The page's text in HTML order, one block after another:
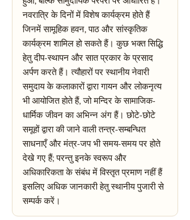
नवरात्रि के दिनों में विशेष कार्यक्रम होते हैं
जिनमें सामूहिक हवन, पाठ और सांस्कृतिक
कार्यक्रम शामिल हो सकते हैं। कुछ भक्त सिद्धि
हेतु दीप-स्थापन और सात प्रकार के प्रसाद
अर्पण करते हैं। त्यौहारों पर स्थानीय नेवारी
समुदाय के कलाकारों द्वारा गायन और लोकनृत्य
भी आयोजित होते हैं, जो मन्दिर के सामाजिक-
धार्मिक जीवन का अभिन्न अंग हैं। छोटे-छोटे
समूहों द्वारा की जाने वाली तन्त्र-सम्बन्धित
साधनाएँ और मंत्र-जप भी समय-समय पर होते
देखे गए हैं; परन्तु इनके स्वरूप और
अधिकारिकता के संबंध में विस्तृत प्रमाण नहीं हैं
इसलिए अधिक जानकारी हेतु स्थानीय पुजारी से
सम्पर्क करें।